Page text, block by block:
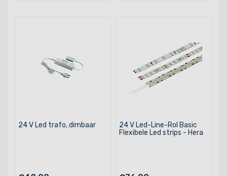
24 V Led trafo, dimbaar
24 V Led-Line-Rol Basic
Flexibele Led strips - Hera